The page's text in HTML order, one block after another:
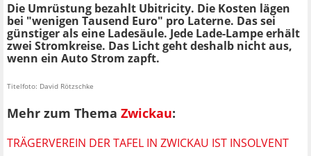
Die Umrüstung bezahlt Ubitricity. Die Kosten lägen
bei "wenigen Tausend Euro" pro Laterne. Das sei
günstiger als eine Ladesäule. Jede Lade-Lampe erhält
zwei Stromkreise. Das Licht geht deshalb nicht aus,
wenn ein Auto Strom zapft.
Titelfoto: David Rötzschke
Mehr zum Thema Zwickau:
TRÄGERVEREIN DER TAFEL IN ZWICKAU IST INSOLVENT